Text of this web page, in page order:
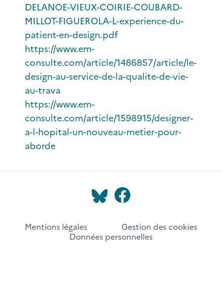
DELANOE-VIEUX-COIRIE-COUBARD-
MILLOT-FIGUEROLA-L-experience-du-
patient-en-design.pdf
https://www.em-
consulte.com/article/1486857/article/le-
design-au-service-de-la-qualite-de-vie-
au-trava
https://www.em-
consulte.com/article/1598915/designer-
a-l-hopital-un-nouveau-metier-pour-
aborde
Mentions légales
Gestion des cookies
Données personnelles